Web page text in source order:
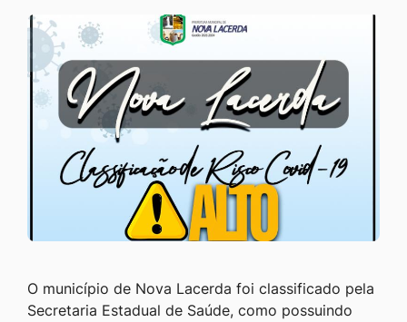
O município de Nova Lacerda foi classificado pela
Secretaria Estadual de Saúde, como possuindo